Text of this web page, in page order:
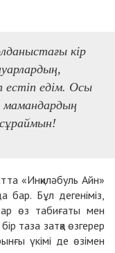
кір
естіп едім. Осы
мамандардың
сұраймын!
«Инқиләбуль Айн»
бар. Бұл дегеніміз,
өз табиғаты мен
таза затқа өзгерер
үкімі де өзімен